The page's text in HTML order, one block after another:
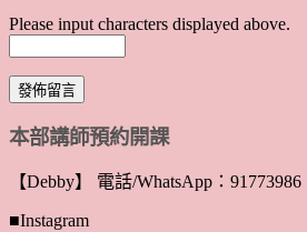
Please input characters displayed above.
本部講師預約開課
【Debby】 電話/WhatsApp：
■Instagram